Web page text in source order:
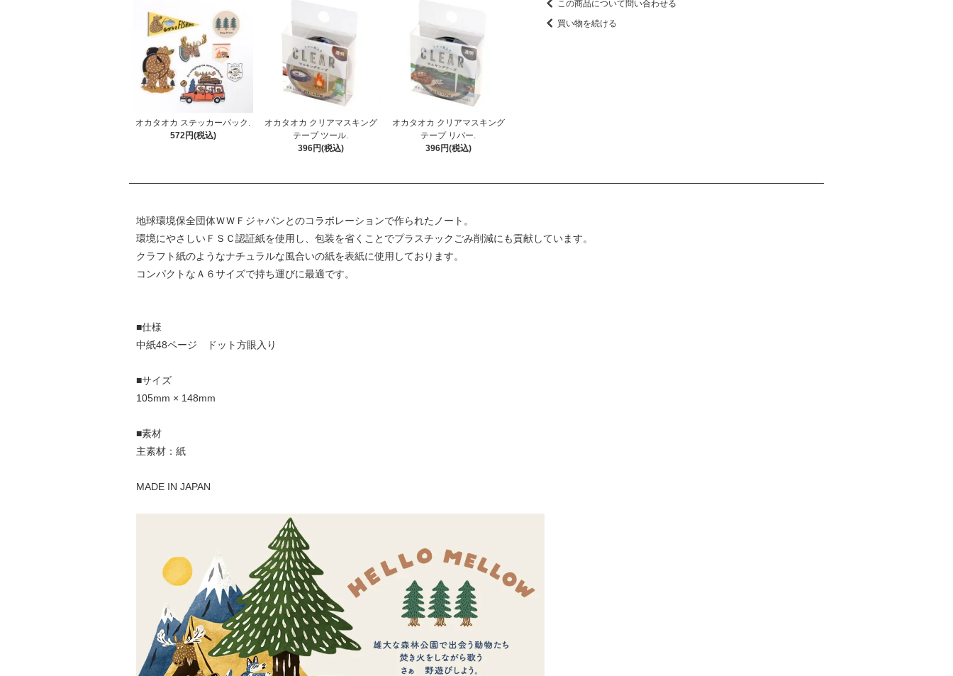
オカタオカ ステッカーパック.
572円(税込)
オカタオカ クリアマスキング
テープ ツール.
396円(税込)
オカタオカ クリアマスキング
テープ リバー.
396円(税込)
この商品について問い合わせる
買い物を続ける
地球環境保全団体ＷＷＦジャパンとのコラボレーションで作られたノート。
環境にやさしいＦＳＣ認証紙を使用し、包装を省くことでプラスチックごみ削減にも貢献しています。
クラフト紙のようなナチュラルな風合いの紙を表紙に使用しております。
コンパクトなＡ６サイズで持ち運びに最適です。
■仕様
中紙48ページ ドット方眼入り
■サイズ
105mm × 148mm
■素材
主素材：紙
MADE IN JAPAN